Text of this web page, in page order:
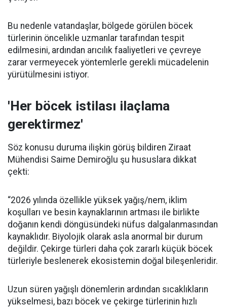
Bu nedenle vatandaşlar, bölgede görülen böcek
türlerinin öncelikle uzmanlar tarafından tespit
edilmesini, ardından arıcılık faaliyetleri ve çevreye
zarar vermeyecek yöntemlerle gerekli mücadelenin
yürütülmesini istiyor.
'Her böcek istilası ilaçlama
gerektirmez'
Söz konusu duruma ilişkin görüş bildiren Ziraat
Mühendisi Saime Demiroğlu şu hususlara dikkat
çekti:
“2026 yılında özellikle yüksek yağış/nem, iklim
koşulları ve besin kaynaklarının artması ile birlikte
doğanın kendi döngüsündeki nüfus dalgalanmasından
kaynaklıdır. Biyolojik olarak asla anormal bir durum
değildir. Çekirge türleri daha çok zararlı küçük böcek
türleriyle beslenerek ekosistemin doğal bileşenleridir.
Uzun süren yağışlı dönemlerin ardından sıcaklıkların
yükselmesi, bazı böcek ve çekirge türlerinin hızlı